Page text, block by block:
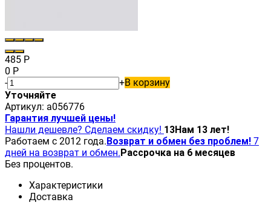
485 Р
0 Р
-
+В корзину
Уточняйте
Артикул: a056776
Гарантия лучшей цены!
Нашли дешевле? Сделаем скидку! 13Нам 13 лет!
Работаем с 2012 года.Возврат и обмен без проблем! 7
дней на возврат и обмен.Рассрочка на 6 месяцев
Без процентов.
Характеристики
Доставка